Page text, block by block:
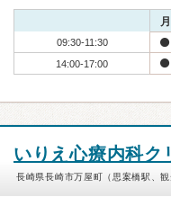
月
09:30-11:30
14:00-17:00
いりえ心療内科ク
長崎県長崎市万屋町（思案橋駅、観